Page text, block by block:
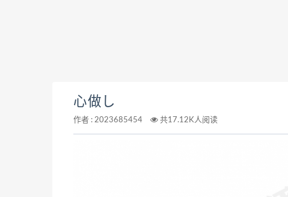
心做し
作者 : 2023685454 共17.12K人阅读